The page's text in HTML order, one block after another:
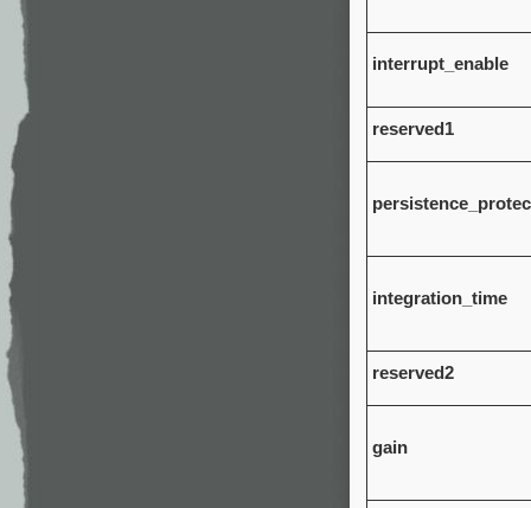
interrupt_enable
reserved1
integration_time
reserved2
gain